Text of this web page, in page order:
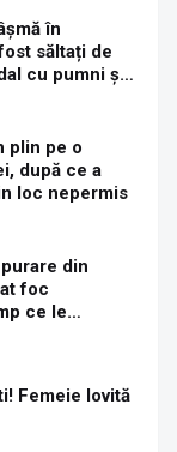
în
săltați de
cu pumni și
plin pe o
după ce a
loc nepermis
din
foc
ce le
Femeie lovită